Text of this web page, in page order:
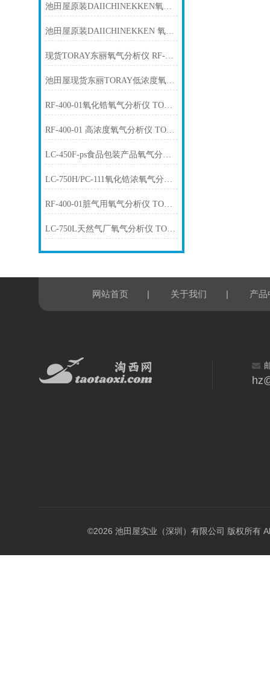
池田屋原装DAIICHINEKKEN氧气分析仪C-58-2 16391
池田屋原装DAIICHINEKKEN 氧气分析仪 ECOAZ C-28C
现货TORAY东丽氧气分析仪 RF-400-01
池田屋现货东丽TORAY低浓度氧气分析仪LC-860
RF-400-01氧化锆氧气分析仪 TORAY东丽
RF-400-01 高浓度氧气分析仪 TORAY 东丽
LC-450F-ps食品包装产品氧气分析仪 TORAY东丽
LC-750H/PC-111氧化锆浓氧气分析仪 TORAY东丽
RF-400-01脏气用氧气分析仪 TORAY东丽
LC-750L天然气厂氧气分析仪 TORAY东丽
网站首页 | 关于我们 | 产品
©2026 池田屋实业（深圳）有限公司 版权所有